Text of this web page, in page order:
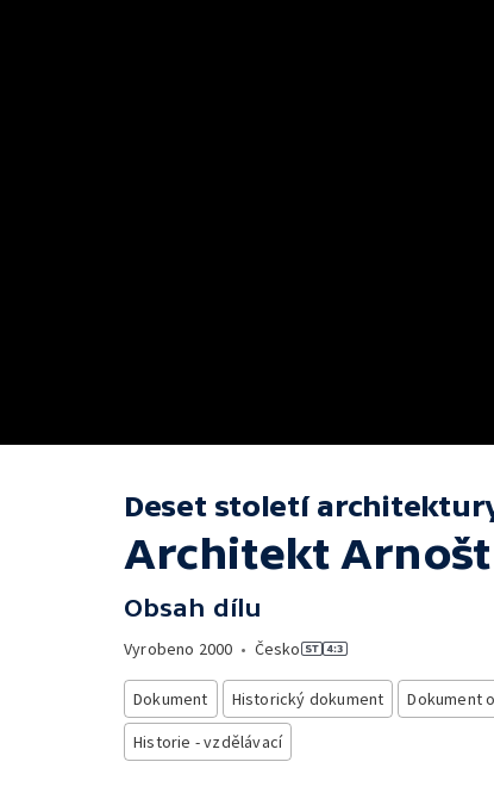
Deset století
Architekt
Obsah dílu
Vyrobeno 2000 • Česko
Dokument Historický dokument Dokument
Historie - vzdělávací